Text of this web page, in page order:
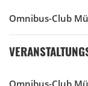
Omnibus-Club